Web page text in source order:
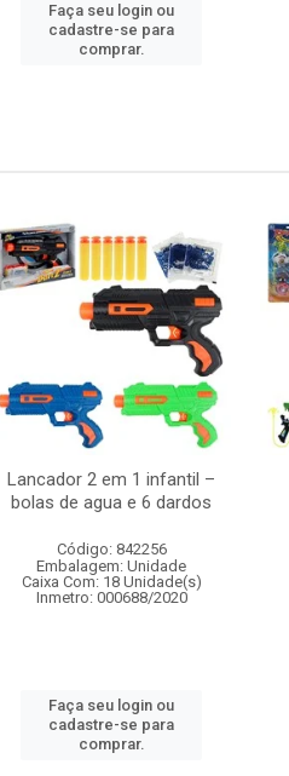
Faça seu login ou
cadastre-se para
comprar.
Lancador 2 em 1 infantil –
bolas de agua e 6 dardos
Código: 842256
Embalagem: Unidade
Caixa Com: 18 Unidade(s)
Inmetro: 000688/2020
Faça seu login ou
cadastre-se para
comprar.